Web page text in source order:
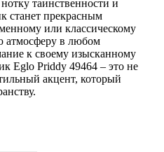
таинственности и
станет прекрасным
или классическому
атмосферу в любом
к своему изысканному
Eglo Priddy 49464 – это не
акцент, который